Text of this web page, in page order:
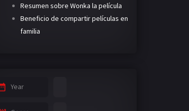
Resumen sobre Wonka la película
Beneficio de compartir películas en
familia
Year